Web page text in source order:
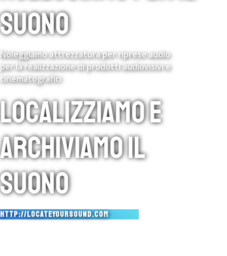
SUONO
Noleggiamo attrezzatura per riprese audio
per la realizzazione di prodotti audiovisivi e
cinematografici
LOCALIZZIAMO E
ARCHIVIAMO IL
SUONO
HTTP://LOCATEYOURSOUND.COM